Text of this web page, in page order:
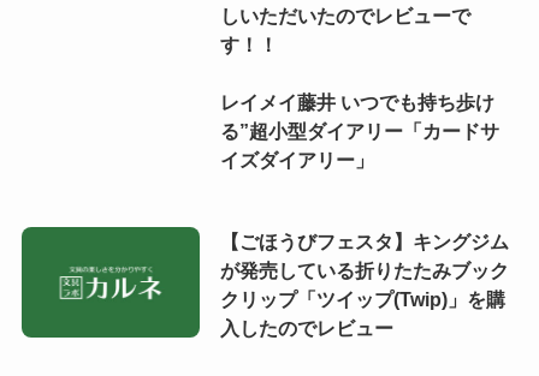
しいただいたのでレビューで
す！！
レイメイ藤井 いつでも持ち歩け
る”超小型ダイアリー「カードサ
イズダイアリー」
【ごほうびフェスタ】キングジム
が発売している折りたたみブック
クリップ「ツイップ(Twip)」を購
入したのでレビュー